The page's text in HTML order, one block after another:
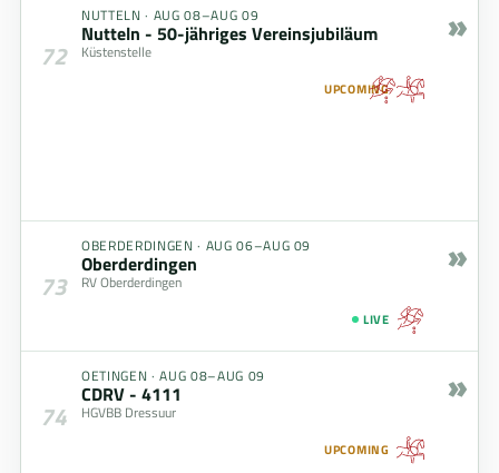
72
NUTTELN · AUG 08–AUG 09
Nutteln - 50-jähriges Vereinsjubiläum
Küstenstelle
UPCOMING
»
73
OBERDERDINGEN · AUG 06–AUG 09
Oberderdingen
RV Oberderdingen
LIVE
»
74
OETINGEN ·AUG 08–AUG 09
CDRV - 4111
HGVBB Dressuur
UPCOMING
»